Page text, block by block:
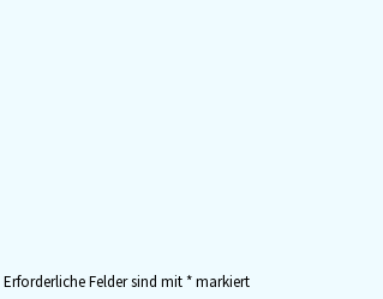
Erforderliche Felder sind mit*markiert